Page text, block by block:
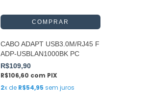
CABO ADAPT USB3.0M/RJ45 F
ADP-USBLAN1000BK PC
R$109,90
R$106,60 com PIX
2x de R$54,95 sem juros